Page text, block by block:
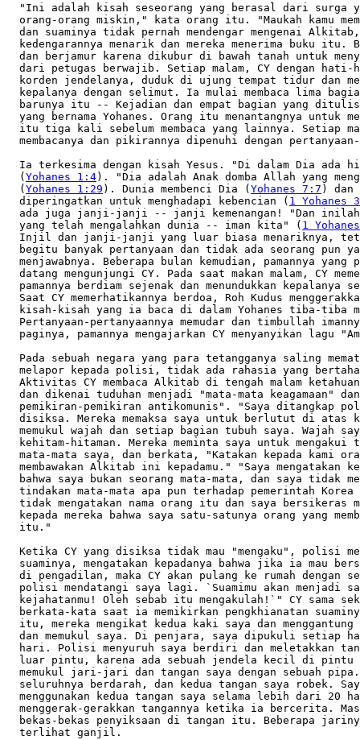
"Ini adalah kisah seseorang yang berasal dari
orang-orang miskin," kata orang itu. "Maukah kamu
dan suaminya tidak pernah mendengar mengenai
kedengarannya menarik dan mereka menerima buku
dan berjamur karena dikubur di bawah tanah untuk
dari petugas berwajib. Setiap malam, CY dengan
korden jendelanya, duduk di ujung tempat tidur dan
kepalanya dengan selimut. Ia mulai membaca lima
barunya itu -- Kejadian dan empat bagian yang
yang bernama Yohanes. Orang itu menantangnya untuk
itu tiga kali sebelum membaca yang lainnya. Setiap
membacanya dan pikirannya dipenuhi dengan
Ia terkesima dengan kisah Yesus. "Di dalam Dia
  (
Yohanes 1:4). "Dia adalah Anak domba Allah yang
  (
Yohanes 1:29 ). Dunia membenci Dia (Yohanes 7:7 )
  diperingatkan untuk menghadapi kebencian (
1 Yohanes
ada juga janji-janji -- janji kemenangan! "Dan
  yang telah mengalahkan dunia -- iman kita" (
1
Injil dan janji-janji yang luar biasa menariknya,
begitu banyak pertanyaan dan tidak ada seorang
menjawabnya. Beberapa bulan kemudian, pamannya
datang mengunjungi CY. Pada saat makan malam,
pamannya berdiam sejenak dan menundukkan kepalanya
Saat CY memerhatikannya berdoa, Roh Kudus
kisah-kisah yang ia baca di dalam Yohanes tiba-
Pertanyaan-pertanyaannya memudar dan timbullah
paginya, pamannya mengajarkan CY menyanyikan lagu
Pada sebuah negara yang para tetangganya saling
melapor kepada polisi, tidak ada rahasia yang
Aktivitas CY membaca Alkitab di tengah malam
dan dikenai tuduhan menjadi "mata-mata keagamaan"
pemikiran-pemikiran antikomunis". "Saya ditangkap
disiksa. Mereka memaksa saya untuk berlutut di
memukul wajah dan setiap bagian tubuh saya. Wajah
kehitam-hitaman. Mereka meminta saya untuk mengakui
mata-mata saya, dan berkata, "Katakan kepada kami
membawakan Alkitab ini kepadamu." "Saya
bahwa saya bukan seorang mata-mata, dan saya tidak
tindakan mata-mata apa pun terhadap pemerintah
tidak mengatakan nama orang itu dan saya
kepada mereka bahwa saya satu-satunya orang yang
  itu."
Ketika CY yang disiksa tidak mau "mengaku",
suaminya, mengatakan kepadanya bahwa jika ia mau
di pengadilan, maka CY akan pulang ke rumah dengan
polisi mendatangi saya lagi. `Suamimu akan
kejahatanmu! Oleh sebab itu mengakulah!`" CY sama
berkata-kata saat ia memikirkan pengkhianatan
itu, mereka mengikat kedua kaki saya dan
dan memukul saya. Di penjara, saya dipukuli setiap
hari. Polisi menyuruh saya berdiri dan meletakkan
luar pintu, karena ada sebuah jendela kecil di pintu
memukul jari-jari dan tangan saya dengan sebuah
seluruhnya berdarah, dan kedua tangan saya robek.
menggunakan kedua tangan saya selama lebih dari 20
menggerak-gerakkan tangannya ketika ia bercerita.
bekas-bekas penyiksaan di tangan itu. Beberapa
  terlihat ganjil.